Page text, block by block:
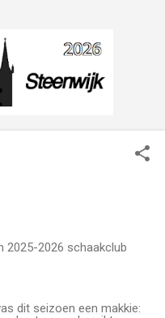
2025-2026 schaakclub
dit seizoen een makkie: